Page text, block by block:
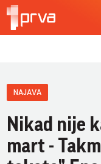
NAJAVA
Nikad nije
mart -